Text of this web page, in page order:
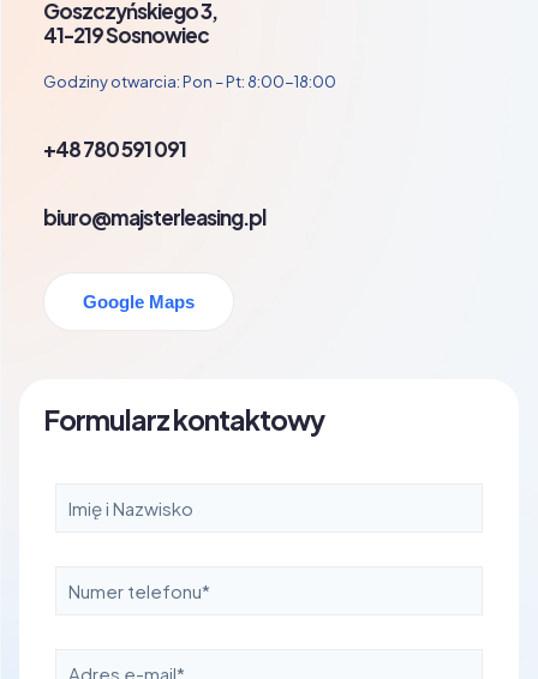
Goszczyńskiego 3,
41-219 Sosnowiec
Godziny otwarcia: Pon – Pt: 8:00-18:00
+48 780 591 091
biuro@majsterleasing.pl
Google Maps
Formularz kontaktowy